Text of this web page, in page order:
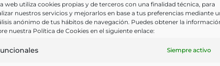
web utiliza cookies propias y de terceros con una finalidad técnica, para
nuestros servicios y mejorarlos en base a tus preferencias mediante
anónimo de tus hábitos de navegación. Puedes obtener la
nuestra Política de Cookies en el siguiente enlace:
Siempre activo
que deben seguir los caballeros y que incluye
manjares que deben servirse en una mesa noble.